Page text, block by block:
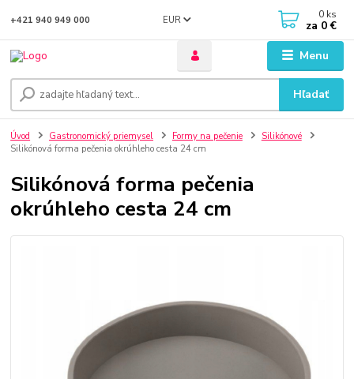
Menu
EUR
Hľadať
+421 940 949 000 0 ks
za 0 €
Úvod Gastronomický priemysel Formy na pečenie
Silikónové
Silikónová forma pečenia okrúhleho cesta 24 cm
Silikónová forma pečenia
okrúhleho cesta 24 cm